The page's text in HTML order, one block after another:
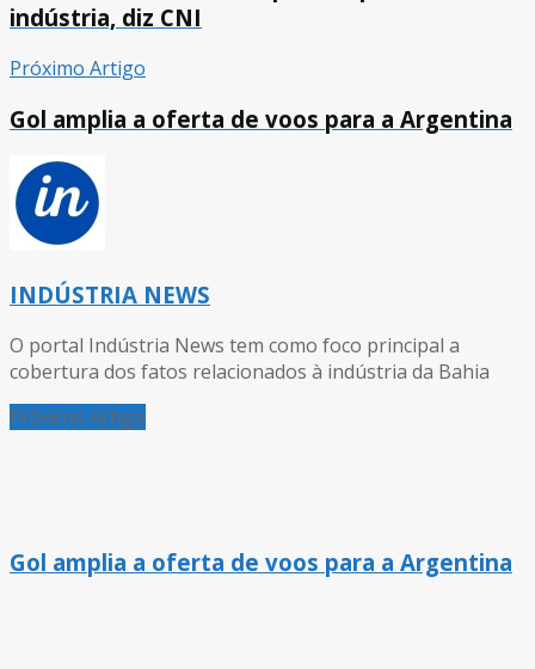
indústria, diz CNI
Próximo Artigo
Gol amplia a oferta de voos para a Argentina
INDÚSTRIA NEWS
O portal Indústria News tem como foco principal a
cobertura dos fatos relacionados à indústria da Bahia
Próximo Artigo
Gol amplia a oferta de voos para a Argentina